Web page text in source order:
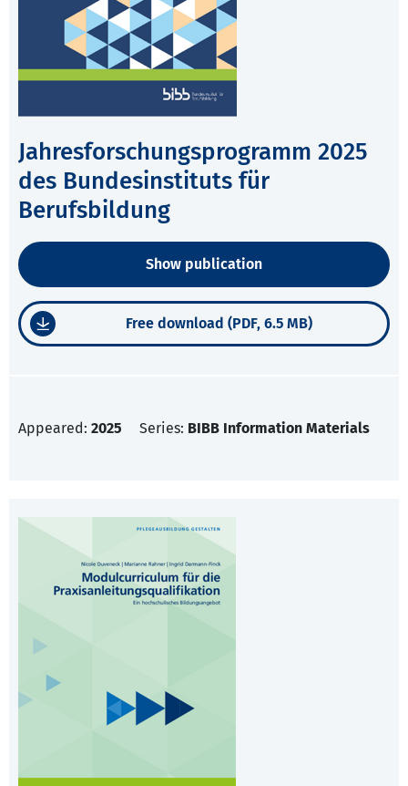
Jahresforschungsprogramm 2025
des Bundesinstituts für
Berufsbildung
Show publication
Free download (PDF, 6.5 MB)
Appeared: 2025 Series: BIBB Information Materials